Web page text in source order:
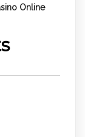
Online